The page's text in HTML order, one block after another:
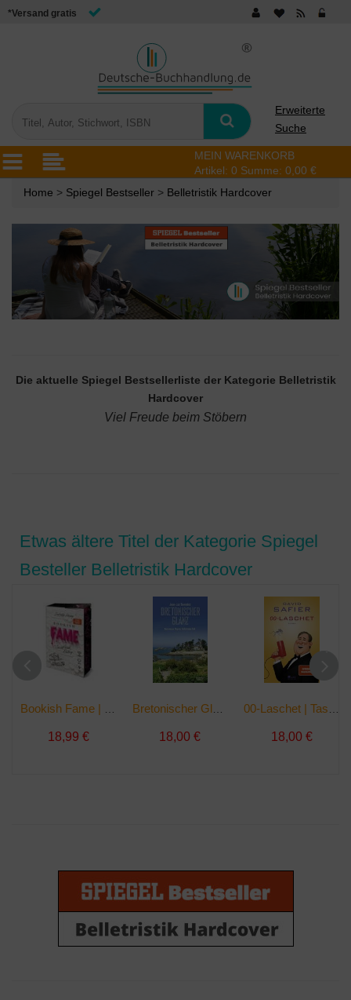
*Versand gratis
Erweiterte
Suche
MEIN WARENKORB
Artikel: 0 Summe: 0,00 €
Home > Spiegel Bestseller > Belletristik Hardcover
Die aktuelle Spiegel Bestsellerliste der Kategorie Belletristik
Hardcover
Viel Freude beim Stöbern
Etwas ältere Titel der Kategorie Spiegel
Besteller Belletristik Hardcover
18,99 € 18,00 € 18,00 €